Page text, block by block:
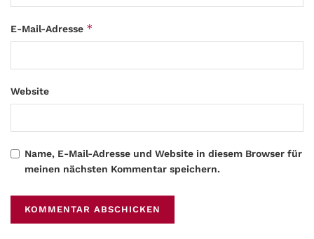
E-Mail-Adresse *
Website
Name, E-Mail-Adresse und Website in diesem Browser für
meinen nächsten Kommentar speichern.